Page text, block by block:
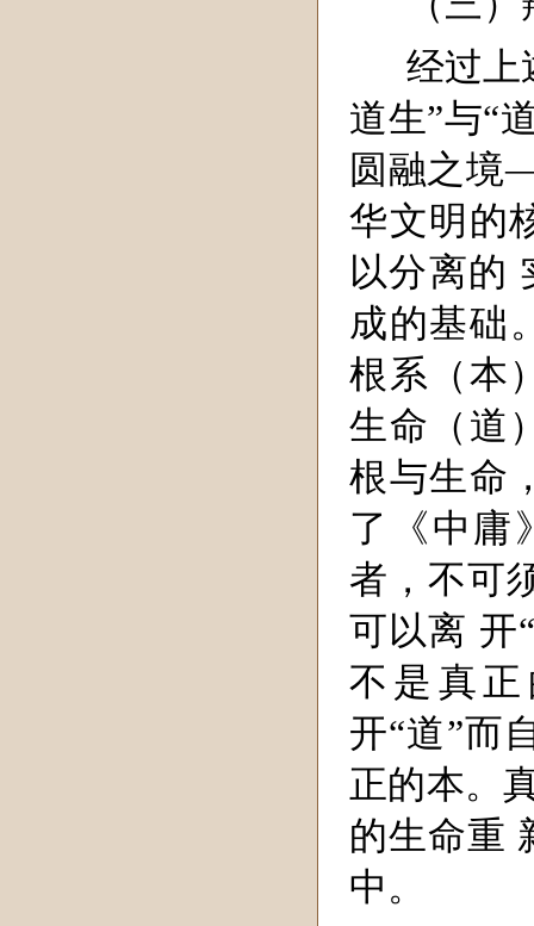
经过上
道生”与“
圆融之境
华文明的
以分离的
成的基础
根系（本
生命（道
根与生命
了《中庸
者，不可
可以离 开
不是真
开“道”而
正的本。
的生命重
中。